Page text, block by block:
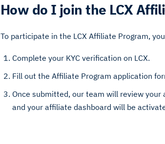
How do I join the LCX
To participate in the LCX Affiliate Program,
Complete your KYC verification on LCX.
Fill out the Affiliate Program application
Once submitted, our team will review
and your affiliate dashboard will be